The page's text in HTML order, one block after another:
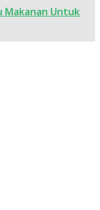
Makanan Untuk